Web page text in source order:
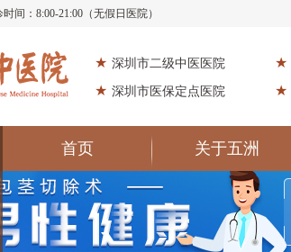
时间：8:00-21:00（无假日医院）
★ 深圳市二级中医医院 ★
★ 深圳市医保定点医院 ★
首页 关于五洲